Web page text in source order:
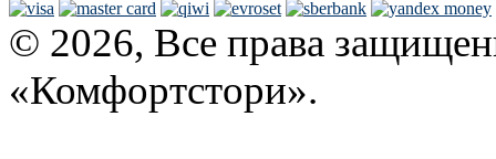
© 2026, Все права
«Комфортстори».